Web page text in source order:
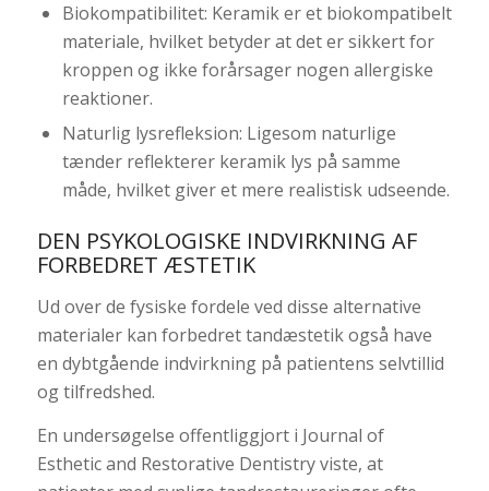
Biokompatibilitet: Keramik er et biokompatibelt
materiale, hvilket betyder at det er sikkert for
kroppen og ikke forårsager nogen allergiske
reaktioner.
Naturlig lysrefleksion: Ligesom naturlige
tænder reflekterer keramik lys på samme
måde, hvilket giver et mere realistisk udseende.
DEN PSYKOLOGISKE INDVIRKNING AF
FORBEDRET ÆSTETIK
Ud over de fysiske fordele ved disse alternative
materialer kan forbedret tandæstetik også have
en dybtgående indvirkning på patientens selvtillid
og tilfredshed.
En undersøgelse offentliggjort i Journal of
Esthetic and Restorative Dentistry viste, at